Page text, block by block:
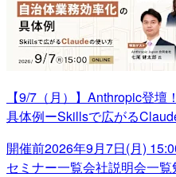
【9/7（月）】Anthropic登
具体例ーSkillsで広がる
開催前2026年9月7日(月)
セミナー一覧会社説明会一覧